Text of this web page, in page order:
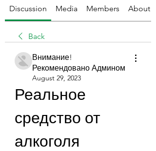
Discussion Media Members About
Back
Внимание!
Рекомендовано Админом
August 29, 2023
Реальное
средство от
алкоголя